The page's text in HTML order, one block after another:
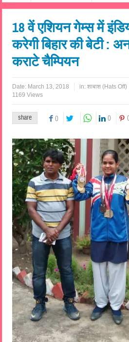
18 वें एशियन गेम्स में
करेगी बिहार की बेटी :
कराटे चैम्पियन
Date: March 13, 2018 in:शाबाश (Hats Off)
1169 Views
share 0 0